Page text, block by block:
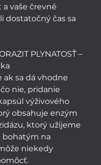
vaše črevné
dostatočný čas sa
PLYNATOSŤ –
ak sa dá vhodne
nie, pridanie
výživového
obsahuje enzým
ktorý užijeme
bohatým na
niekedy